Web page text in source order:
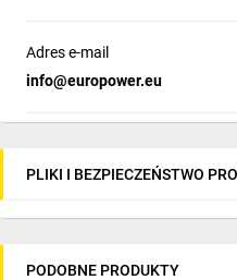
Adres e-mail
info@europower.eu
PLIKI I BEZPIECZEŃSTWO
PODOBNE PRODUKTY